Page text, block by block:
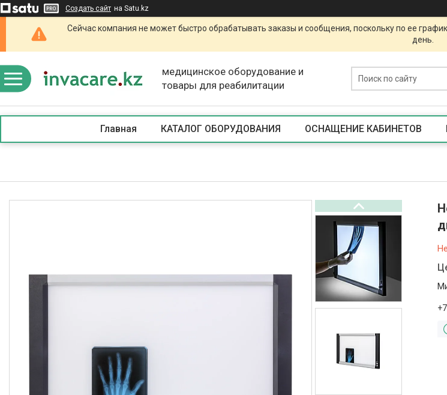
Создать сайт на Satu.kz
Сейчас компания не может быстро обрабатывать заказы и сообщения, поскольку по ее
день.
медицинское оборудование и
товары для реабилитации
Главная КАТАЛОГ ОБОРУДОВАНИЯ ОСНАЩЕНИЕ КАБИНЕТОВ